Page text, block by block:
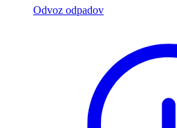
Odvoz odpadov